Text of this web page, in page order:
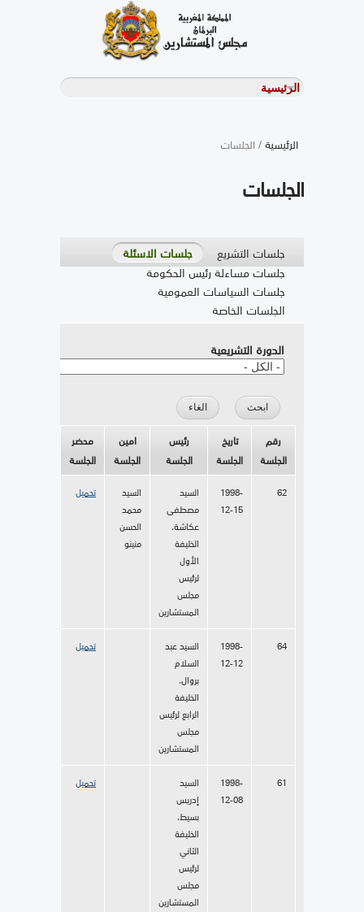
الرئيسية/ الجلسات
الجلسات
جلسات التشريع
جلسات الاسئلة
جلسات مساءلة رئيس الحكومة
جلسات السياسات العمومية
الجلسات الخاصة
الدورة التشريعية
رقم
الجلسة
تاريخ
الجلسة
رئيس
الجلسة
امين
الجلسة
محضر
الجلسة
62
1998-
12-15
السيد
مصطفى
عكاشة،
الخليفة
الأول
لرئيس
مجلس
المستشارين
السيد
محمد
الحسن
منينو
تحميل
64
1998-
12-12
السيد عبد
السلام
بروال،
الخليفة
الرابع لرئيس
مجلس
المستشارين
تحميل
61
1998-
12-08
السيد
إدريس
بسيط،
الخليفة
الثاني
لرئيس
مجلس
المستشارين
تحميل